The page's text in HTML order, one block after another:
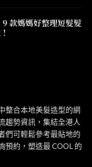
9 款媽媽好整理短髮髮
整合本地美髮造型的網
趨勢資訊，集結全港人
們可輕鬆參考最貼地的
預約，塑造最 COOL 的